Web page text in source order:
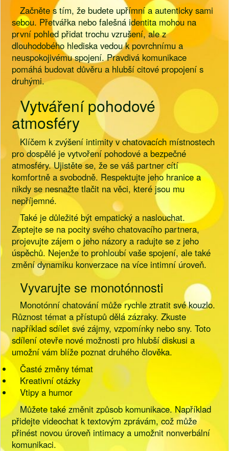
Začněte s tím, že budete upřímní a autenticky sami
sebou. Přetvářka nebo falešná identita mohou na
první pohled přidat trochu vzrušení, ale z
dlouhodobého hlediska vedou k povrchnímu a
neuspokojivému spojení. Pravdivá komunikace
pomáhá budovat důvěru a hlubší citové propojení s
druhými.
Vytváření pohodové
atmosféry
Klíčem k zvýšení intimity v chatovacích místnostech
pro dospělé je vytvoření pohodové a bezpečné
atmosféry. Ujistěte se, že se váš partner cítí
komfortně a svobodně. Respektujte jeho hranice a
nikdy se nesnažte tlačit na věci, které jsou mu
nepříjemné.
Také je důležité být empatický a naslouchat.
Zeptejte se na pocity svého chatovacího partnera,
projevujte zájem o jeho názory a radujte se z jeho
úspěchů. Nejenže to prohloubí vaše spojení, ale také
změní dynamiku konverzace na více intimní úroveň.
Vyvarujte se monotónnosti
Monotónní chatování může rychle ztratit své kouzlo.
Různost témat a přístupů dělá zázraky. Zkuste
například sdílet své zájmy, vzpomínky nebo sny. Toto
sdílení otevře nové možnosti pro hlubší diskusi a
umožní vám blíže poznat druhého člověka.
Časté změny témat
Kreativní otázky
Vtipy a humor
Můžete také změnit způsob komunikace. Například
přidejte videochat k textovým zprávám, což může
přinést novou úroveň intimacy a umožnit nonverbální
komunikaci.